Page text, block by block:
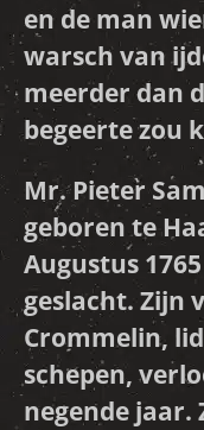
en de man
warsch van
meerder dan
begeerte zou
Mr. Pieter
geboren te
Augustus
geslacht. Zijn
Crommelin,
schepen,
negende jaar.